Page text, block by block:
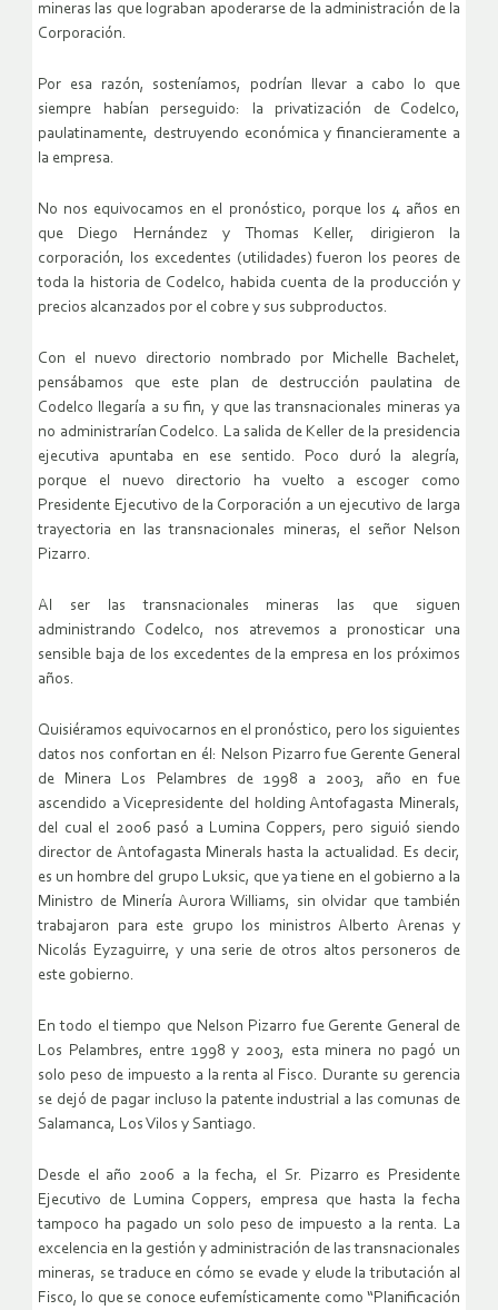
mineras las que lograban apoderarse de la administración de la
Corporación.
Por esa razón, sosteníamos, podrían llevar a cabo lo que
siempre habían perseguido: la privatización de Codelco,
paulatinamente, destruyendo económica y financieramente a
la empresa.
No nos equivocamos en el pronóstico, porque los 4 años en
que Diego Hernández y Thomas Keller, dirigieron la
corporación, los excedentes (utilidades) fueron los peores de
toda la historia de Codelco, habida cuenta de la producción y
precios alcanzados por el cobre y sus subproductos.
Con el nuevo directorio nombrado por Michelle Bachelet,
pensábamos que este plan de destrucción paulatina de
Codelco llegaría a su fin, y que las transnacionales mineras ya
no administrarían Codelco. La salida de Keller de la presidencia
ejecutiva apuntaba en ese sentido. Poco duró la alegría,
porque el nuevo directorio ha vuelto a escoger como
Presidente Ejecutivo de la Corporación a un ejecutivo de larga
trayectoria en las transnacionales mineras, el señor Nelson
Pizarro.
Al ser las transnacionales mineras las que siguen
administrando Codelco, nos atrevemos a pronosticar una
sensible baja de los excedentes de la empresa en los próximos
años.
Quisiéramos equivocarnos en el pronóstico, pero los siguientes
datos nos confortan en él: Nelson Pizarro fue Gerente General
de Minera Los Pelambres de 1998 a 2003, año en fue
ascendido a Vicepresidente del holding Antofagasta Minerals,
del cual el 2006 pasó a Lumina Coppers, pero siguió siendo
director de Antofagasta Minerals hasta la actualidad. Es decir,
es un hombre del grupo Luksic, que ya tiene en el gobierno a la
Ministro de Minería Aurora Williams, sin olvidar que también
trabajaron para este grupo los ministros Alberto Arenas y
Nicolás Eyzaguirre, y una serie de otros altos personeros de
este gobierno.
En todo el tiempo que Nelson Pizarro fue Gerente General de
Los Pelambres, entre 1998 y 2003, esta minera no pagó un
solo peso de impuesto a la renta al Fisco. Durante su gerencia
se dejó de pagar incluso la patente industrial a las comunas de
Salamanca, Los Vilos y Santiago.
Desde el año 2006 a la fecha, el Sr. Pizarro es Presidente
Ejecutivo de Lumina Coppers, empresa que hasta la fecha
tampoco ha pagado un solo peso de impuesto a la renta. La
excelencia en la gestión y administración de las transnacionales
mineras, se traduce en cómo se evade y elude la tributación al
Fisco, lo que se conoce eufemísticamente como “Planificación